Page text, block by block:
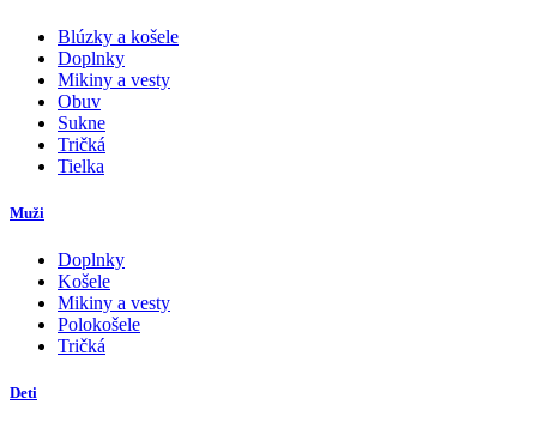
Blúzky a košele
Doplnky
Mikiny a vesty
Obuv
Sukne
Tričká
Tielka
Muži
Doplnky
Košele
Mikiny a vesty
Polokošele
Tričká
Deti